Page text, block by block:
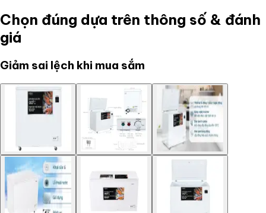
Chọn đúng dựa trên thông số & đánh
giá
Giảm sai lệch khi mua sắm